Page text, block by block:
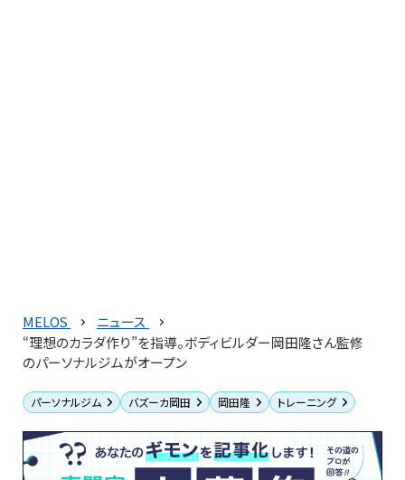
MELOS
ニュース
“理想のカラダ作り”を指導。ボディビルダー岡田隆さん監修
のパーソナルジムがオープン
パーソナルジム バズーカ岡田 岡田隆 トレーニング